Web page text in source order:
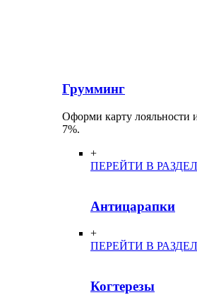
Грумминг
Оформи карту
7%.
+
ПЕРЕЙТИ В РАЗДЕЛ
Антицарапки
+
ПЕРЕЙТИ В РАЗДЕЛ
Когтерезы